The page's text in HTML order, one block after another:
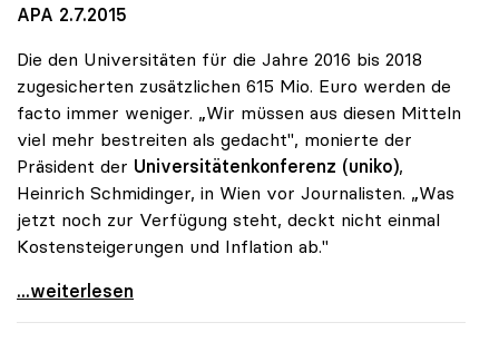
APA 2.7.2015
Die den Universitäten für die Jahre 2016 bis 2018
zugesicherten zusätzlichen 615 Mio. Euro werden de
facto immer weniger. „Wir müssen aus diesen Mitteln
viel mehr bestreiten als gedacht", monierte der
Präsident der Universitätenkonferenz (uniko),
Heinrich Schmidinger, in Wien vor Journalisten. „Was
jetzt noch zur Verfügung steht, deckt nicht einmal
Kostensteigerungen und Inflation ab."
Schmidinger: Uni-Zusatzmittel schrumpfen laufend
...weiterlesen